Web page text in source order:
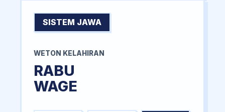
SISTEM JAWA
WETON KELAHIRAN
RABU
WAGE